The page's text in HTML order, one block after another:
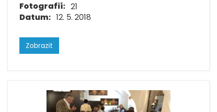
Fotografií: 21
Datum: 12. 5. 2018
Zobrazit